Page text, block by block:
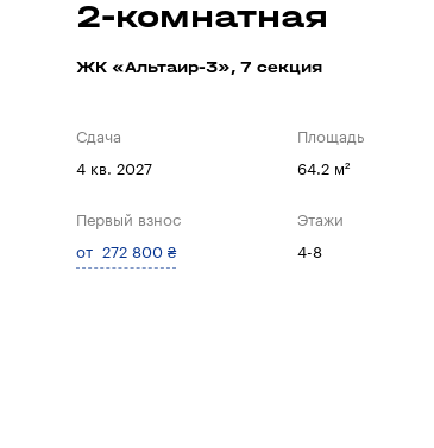
2-комнатная
ЖК «Альтаир-3», 7 секция
Сдача
4 кв. 2027
Площадь
64.2 м²
Первый взнос
от 272 800 ₴
Этажи
4-8